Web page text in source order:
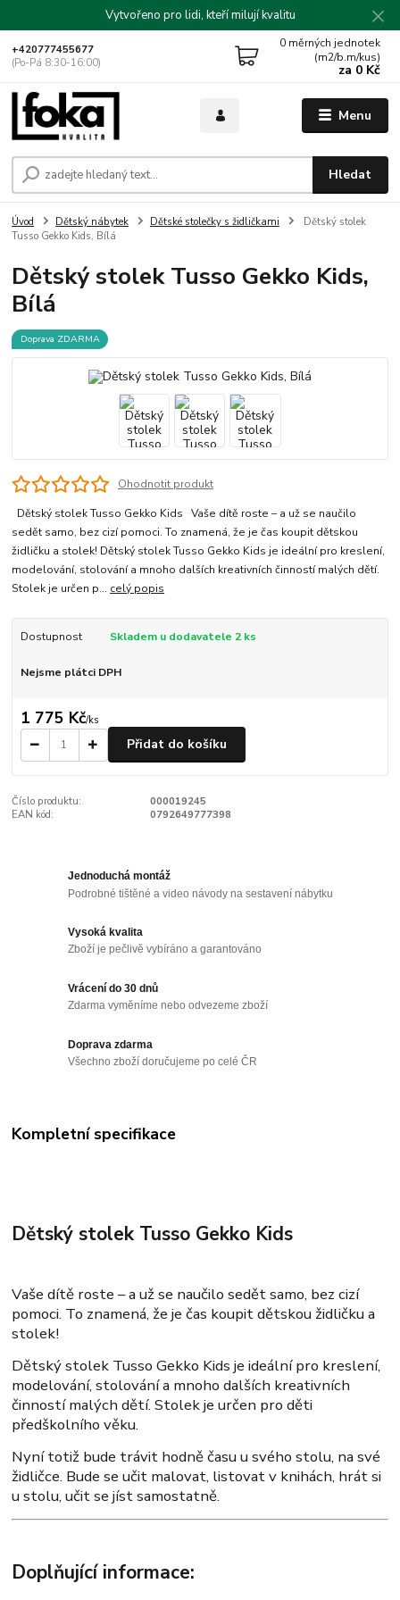
Vytvořeno pro lidi, kteří milují kvalitu
Menu
Hledat
+420777455677
(Po-Pá 8:30-16:00)
0 měrných jednotek
(m2/b.m/kus)
za 0 Kč
Úvod Dětský nábytek Dětské stolečky s židličkami
Dětský stolek
Tusso Gekko Kids, Bílá
Dětský stolek Tusso Gekko Kids,
Bílá
Doprava ZDARMA
Ohodnotit produkt
Dětský stolek Tusso Gekko Kids Vaše dítě roste – a už se naučilo
sedět samo, bez cizí pomoci. To znamená, že je čas koupit dětskou
židličku a stolek! Dětský stolek Tusso Gekko Kids je ideální pro kreslení,
modelování, stolování a mnoho dalších kreativních činností malých dětí.
Stolek je určen p... celý popis
Dostupnost Skladem u dodavatele 2 ks
Nejsme plátci DPH
1 775 Kč/ks
Přidat do košíku
Číslo produktu:
000019245
EAN kód:
0792649777398
Jednoduchá montáž
Podrobné tištěné a video návody na sestavení nábytku
Vysoká kvalita
Zboží je pečlivě vybíráno a garantováno
Vrácení do 30 dnů
Zdarma vyměníme nebo odvezeme zboží
Doprava zdarma
Všechno zboží doručujeme po celé ČR
Kompletní specifikace
Dětský stolek Tusso Gekko Kids
Vaše dítě roste – a už se naučilo sedět samo, bez cizí
pomoci. To znamená, že je čas koupit dětskou židličku a
stolek!
Dětský stolek Tusso Gekko Kids je ideální pro kreslení,
modelování, stolování a mnoho dalších kreativních
činností malých dětí. Stolek je určen pro děti
předškolního věku.
Nyní totiž bude trávit hodně času u svého stolu, na své
židličce. Bude se učit malovat, listovat v knihách, hrát si
u stolu, učit se jíst samostatně.
Doplňující informace: